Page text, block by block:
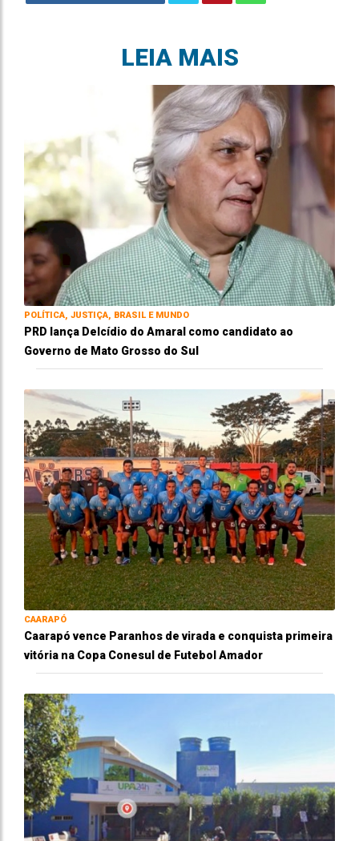
LEIA MAIS
POLÍTICA, JUSTIÇA, BRASIL E MUNDO
PRD lança Delcídio do Amaral como candidato ao
Governo de Mato Grosso do Sul
CAARAPÓ
Caarapó vence Paranhos de virada e conquista primeira
vitória na Copa Conesul de Futebol Amador